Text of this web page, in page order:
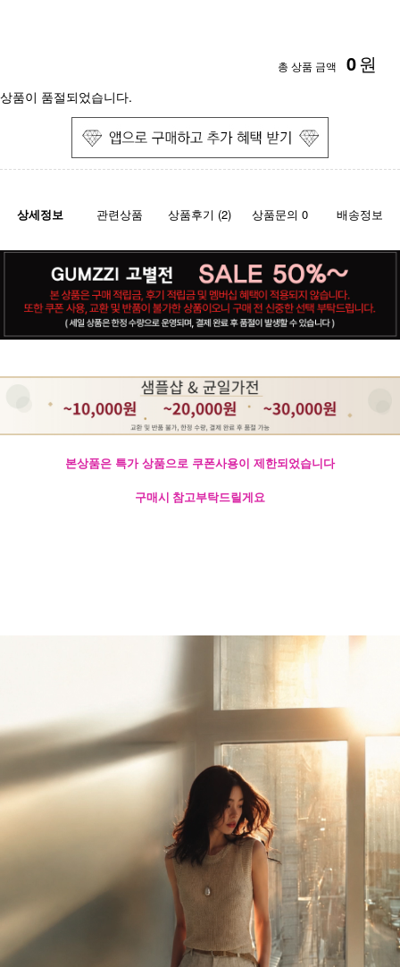
총 상품 금액 0원
상품이 품절되었습니다.
상세정보 관련상품 상품후기 (2) 상품문의 0 배송정보
본상품은 특가 상품으로 쿠폰사용이 제한되었습니다
구매시 참고부탁드릴게요